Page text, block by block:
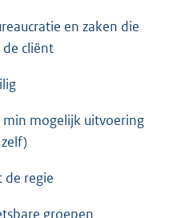
en zaken die
cliënt
min mogelijk uitvoering
de regie
groepen